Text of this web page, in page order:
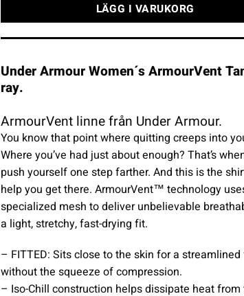
LÄGG I VARUKORG
Under Armour Women´s ArmourVent
ray.
ArmourVent linne från Under Armour.
You know that point where quitting creeps into
Where you’ve had just about enough? That’s
push yourself one step farther. And this is the
help you get there. ArmourVent™ technology
specialized mesh to deliver unbelievable
a light, stretchy, fast-drying fit.
– FITTED: Sits close to the skin for a
without the squeeze of compression.
– Iso-Chill construction helps dissipate heat from